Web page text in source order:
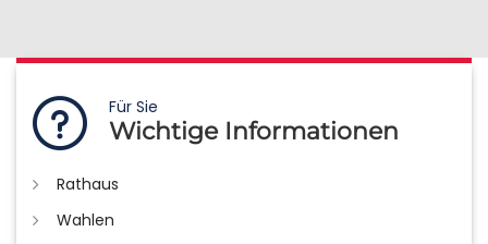
Für Sie
Wichtige Informationen
Rathaus
Wahlen